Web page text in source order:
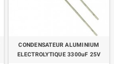
CONDENSATEUR ALUMINIUM
ELECTROLYTIQUE 3300uF 25V